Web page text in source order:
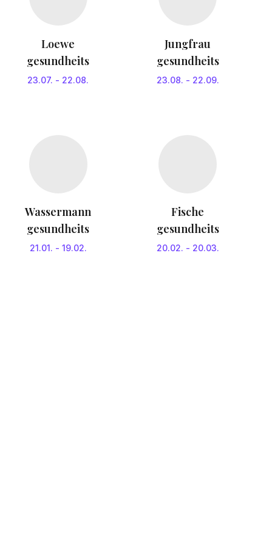
Loewe
gesundheits
23.07. - 22.08.
Jungfrau
gesundheits
23.08. - 22.09.
Wassermann
gesundheits
21.01. - 19.02.
Fische
gesundheits
20.02. - 20.03.